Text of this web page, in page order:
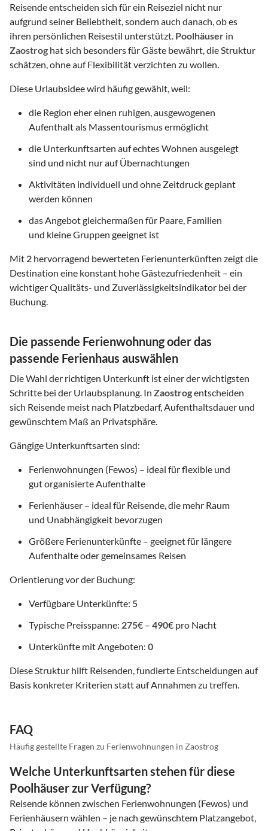
Reisende entscheiden sich für ein Reiseziel nicht nur
aufgrund seiner Beliebtheit, sondern auch danach, ob es
ihren persönlichen Reisestil unterstützt. Poolhäuser in
Zaostrog hat sich besonders für Gäste bewährt, die Struktur
schätzen, ohne auf Flexibilität verzichten zu wollen.
Diese Urlaubsidee wird häufig gewählt, weil:
die Region eher einen ruhigen, ausgewogenen
Aufenthalt als Massentourismus ermöglicht
die Unterkunftsarten auf echtes Wohnen ausgelegt
sind und nicht nur auf Übernachtungen
Aktivitäten individuell und ohne Zeitdruck geplant
werden können
das Angebot gleichermaßen für Paare, Familien
und kleine Gruppen geeignet ist
Mit 2 hervorragend bewerteten Ferienunterkünften zeigt die
Destination eine konstant hohe Gästezufriedenheit – ein
wichtiger Qualitäts- und Zuverlässigkeitsindikator bei der
Buchung.
Die passende Ferienwohnung oder das
passende Ferienhaus auswählen
Die Wahl der richtigen Unterkunft ist einer der wichtigsten
Schritte bei der Urlaubsplanung. In Zaostrogentscheiden
sich Reisende meist nach Platzbedarf, Aufenthaltsdauer und
gewünschtem Maß an Privatsphäre.
Gängige Unterkunftsarten sind:
Ferienwohnungen (Fewos) – ideal für flexible und
gut organisierte Aufenthalte
Ferienhäuser – ideal für Reisende, die mehr Raum
und Unabhängigkeit bevorzugen
Größere Ferienunterkünfte – geeignet für längere
Aufenthalte oder gemeinsames Reisen
Orientierung vor der Buchung:
Verfügbare Unterkünfte: 5
Typische Preisspanne: 275€ – 490€ pro Nacht
Unterkünfte mit Angeboten: 0
Diese Struktur hilft Reisenden, fundierte Entscheidungen auf
Basis konkreter Kriterien statt auf Annahmen zu treffen.
FAQ
Häufig gestellte Fragen zu Ferienwohnungen in Zaostrog
Welche Unterkunftsarten stehen für diese
Poolhäuser zur Verfügung?
Reisende können zwischen Ferienwohnungen (Fewos) und
Ferienhäusern wählen – je nach gewünschtem Platzangebot,